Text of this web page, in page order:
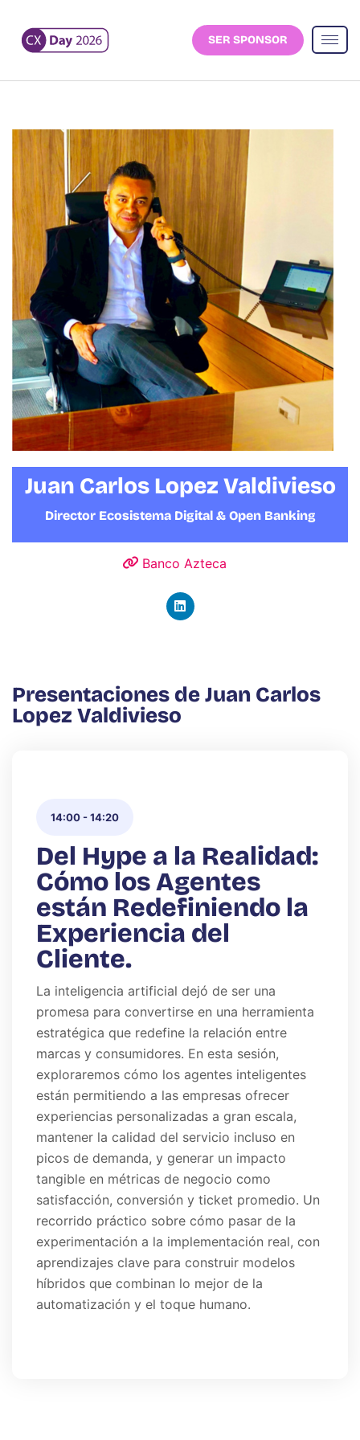
SER SPONSOR
Juan Carlos Lopez Valdivieso
Director Ecosistema Digital & Open Banking
Banco Azteca
Presentaciones de Juan Carlos
Lopez Valdivieso
14:00 -14:20
Del Hype a la Realidad:
Cómo los Agentes
están Redefiniendo la
Experiencia del
Cliente.
La inteligencia artificial dejó de ser una
promesa para convertirse en una herramienta
estratégica que redefine la relación entre
marcas y consumidores. En esta sesión,
exploraremos cómo los agentes inteligentes
están permitiendo a las empresas ofrecer
experiencias personalizadas a gran escala,
mantener la calidad del servicio incluso en
picos de demanda, y generar un impacto
tangible en métricas de negocio como
satisfacción, conversión y ticket promedio. Un
recorrido práctico sobre cómo pasar de la
experimentación a la implementación real, con
aprendizajes clave para construir modelos
híbridos que combinan lo mejor de la
automatización y el toque humano.